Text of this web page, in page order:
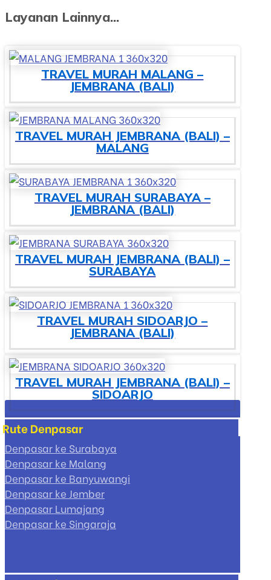
Layanan Lainnya...
TRAVEL MURAH MALANG –
JEMBRANA (BALI)
TRAVEL MURAH JEMBRANA (BALI) –
MALANG
TRAVEL MURAH SURABAYA –
JEMBRANA (BALI)
TRAVEL MURAH JEMBRANA (BALI) –
SURABAYA
TRAVEL MURAH SIDOARJO –
JEMBRANA (BALI)
TRAVEL MURAH JEMBRANA (BALI) –
SIDOARJO
Rute Denpasar
Denpasar ke Surabaya
Denpasar ke Malang
Denpasar ke Banyuwangi
Denpasar ke Jember
Denpasar Lumajang
Denpasar ke Singaraja